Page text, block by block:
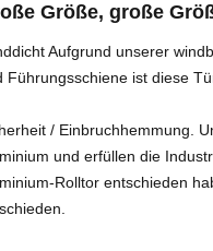
Größe, große
Aufgrund unserer
Führungsschiene ist diese
/ Einbruchhemmung.
und erfüllen die
Rolltor entschieden